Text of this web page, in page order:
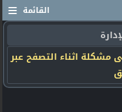
≡ القائمة
مشكلة اثناء التصفح عبر